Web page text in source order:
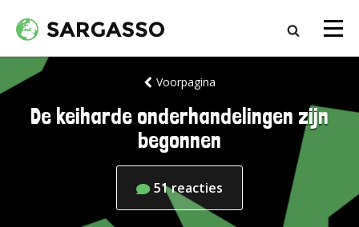
Voorpagina
De keiharde onderhandelingen zijn
begonnen
51reacties